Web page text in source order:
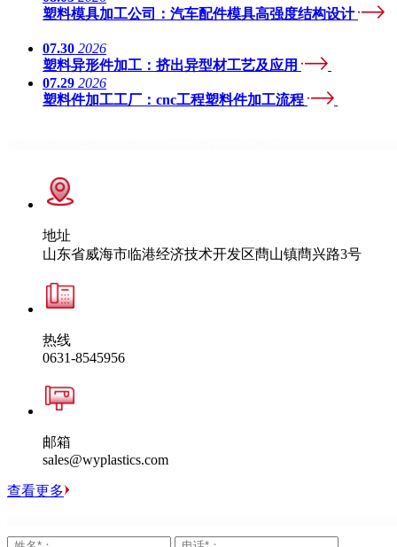
塑料模具加工公司：汽车配件模具高强度结构设计
07.30 2026
塑料异形件加工：挤出异型材工艺及应用
07.29 2026
塑料件加工工厂：cnc工程塑料件加工流程
地址
山东省威海市临港经济技术开发区蔄山镇蔄兴路3号
热线
0631-8545956
邮箱
sales@wyplastics.com
查看更多